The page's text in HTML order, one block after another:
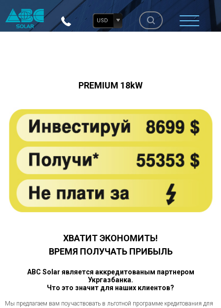
USD
PREMIUM 18kW
ХВАТИТ ЭКОНОМИТЬ!
ВРЕМЯ ПОЛУЧАТЬ ПРИБЫЛЬ
ABC Solar является аккредитованым партнером
Укргазбанка.
Что это значит для наших клиентов?
Мы предлагаем вам поучаствовать в льготной программе кредитования для